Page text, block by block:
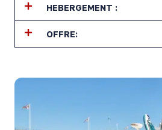
HEBERGEMENT :
OFFRE: